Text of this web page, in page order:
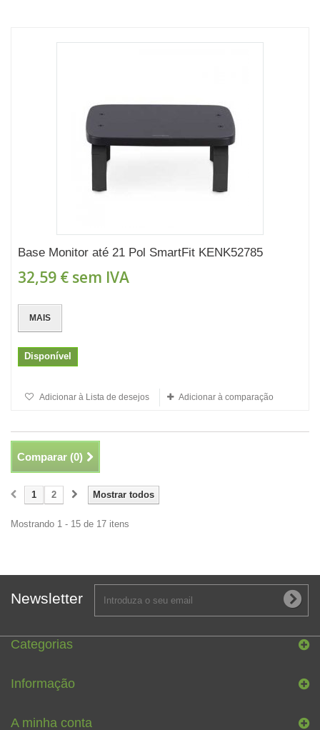
Base Monitor até 21 Pol SmartFit KENK52785
32,59 € sem IVA
MAIS
Disponível
Adicionar à Lista de desejos Adicionar à comparação
Comparar (0)
Mostrar todos
1 2
Mostrando 1 - 15 de 17 itens
Newsletter
Categorias
Informação
A minha conta